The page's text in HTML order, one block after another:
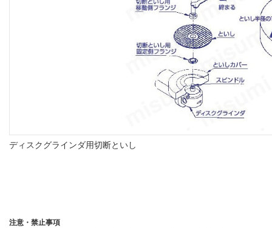
ディスクグラインダ用切断といし
注意・禁止事項